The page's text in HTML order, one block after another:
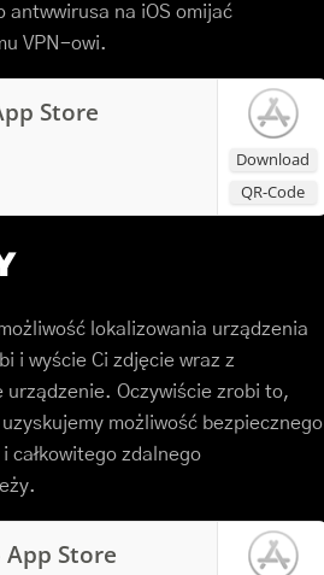
antwwirusa na iOS omijać
VPN-owi.
Download
QR-Code
Store
lokalizowania urządzenia
i wyście Ci zdjęcie wraz z
urządzenie. Oczywiście zrobi to,
możliwość bezpiecznego
całkowitego zdalnego
App Store